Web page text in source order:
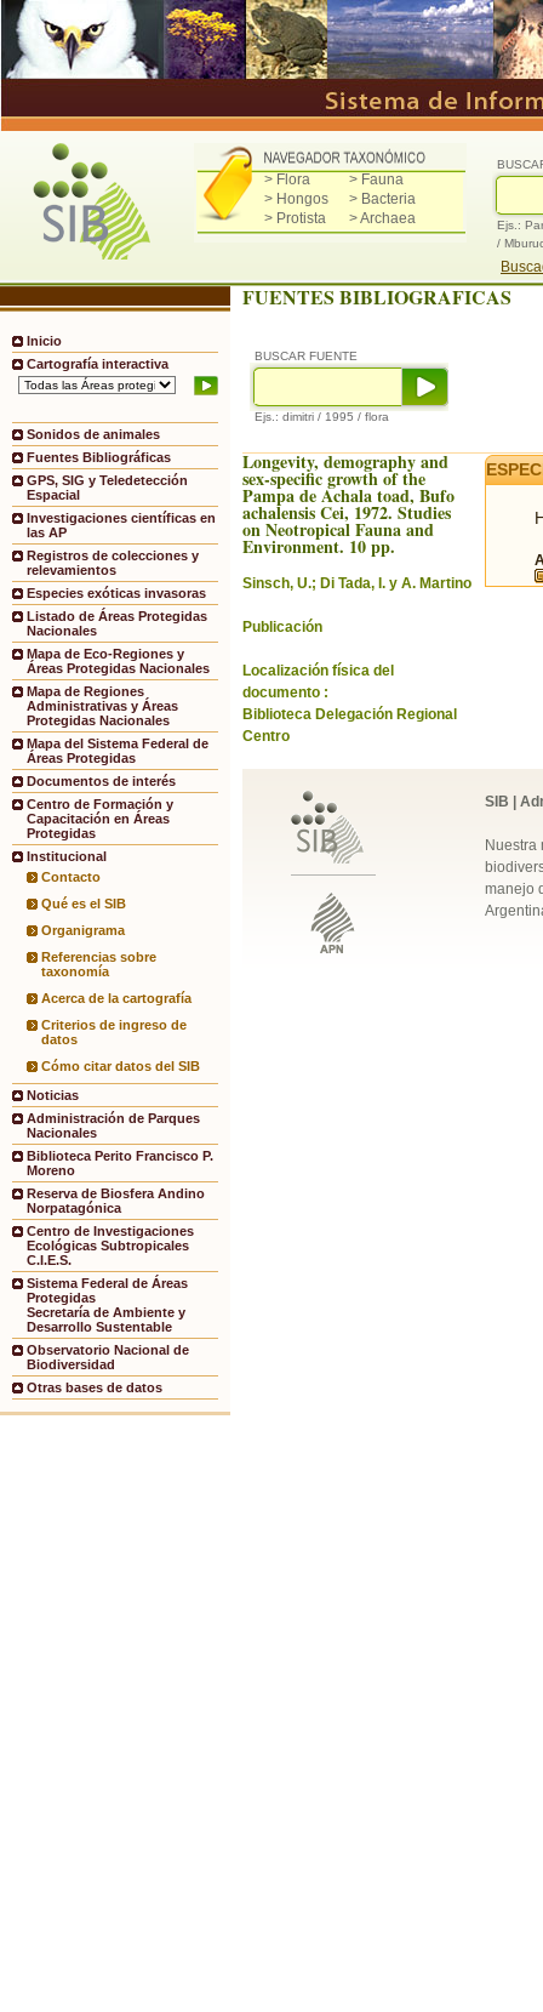
> Flora
> Fauna
> Hongos
> Bacteria
> Protista
> Archaea
Ejs.:
/
Inicio
Cartografía interactiva
Sonidos de animales
Fuentes Bibliográficas
GPS, SIG y Teledetección
Espacial
Investigaciones científicas en
las AP
Registros de colecciones y
relevamientos
Especies exóticas invasoras
Listado de Áreas Protegidas
Nacionales
Mapa de Eco-Regiones y
Áreas Protegidas Nacionales
Mapa de Regiones
Administrativas y Áreas
Protegidas Nacionales
Mapa del Sistema Federal de
Áreas Protegidas
Documentos de interés
Centro de Formación y
Capacitación en Áreas
Protegidas
Institucional
Contacto
Qué es el SIB
Organigrama
Referencias sobre
taxonomía
Acerca de la cartografía
Criterios de ingreso de
datos
Cómo citar datos del SIB
Noticias
Administración de Parques
Nacionales
Biblioteca Perito Francisco P.
Moreno
Reserva de Biosfera Andino
Norpatagónica
Centro de Investigaciones
Ecológicas Subtropicales
C.I.E.S.
Sistema Federal de Áreas
Protegidas
Secretaría de Ambiente y
Desarrollo Sustentable
Observatorio Nacional de
Biodiversidad
Otras bases de datos
FUENTES BIBLIOGRAFICAS
BUSCAR FUENTE
Ejs.: dimitri / 1995 / flora
Longevity, demography and
sex-specific growth of the
Pampa de Achala toad, Bufo
achalensis Cei, 1972. Studies
on Neotropical Fauna and
Environment. 10 pp.
Sinsch, U.; Di Tada, I. y A. Martino
Publicación
Localización física del
documento :
Biblioteca Delegación Regional
Centro
SIB |
Nuestra
manejo